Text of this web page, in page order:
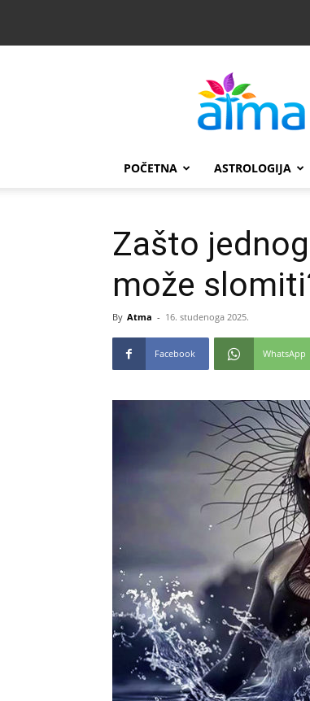
POČETNA ASTROLOGIJA
Zašto
može
By Atma - 16. studenoga 2025.
Facebook WhatsApp